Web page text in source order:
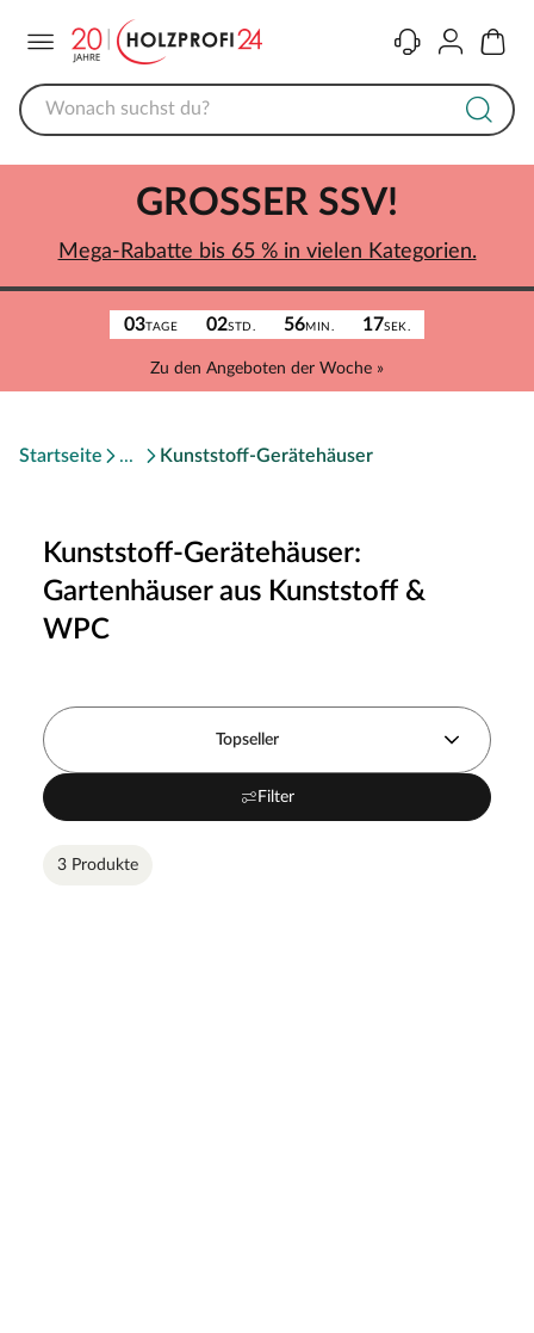
KontaktKonto
03TAGE 02STD. 56MIN. 17SEK.
Zu den Angeboten der Woche »
GROSSER SSV!
Mega-Rabatte bis 65 % in vielen Kategorien.
Startseite Kunststoff-Gerätehäuser
Kunststoff-Gerätehäuser:
Gartenhäuser aus Kunststoff &
WPC
Topseller
Filter
3 Produkte